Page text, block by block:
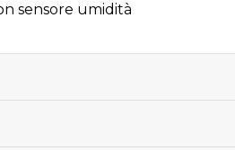
sensore umidità